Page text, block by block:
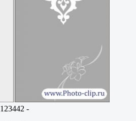
123442 -